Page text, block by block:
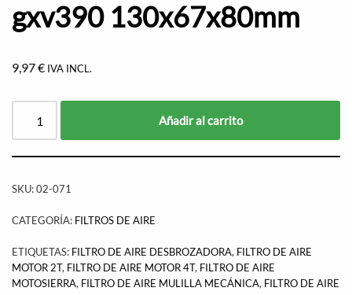
gxv390 130x67x80mm
9,97€ IVA INCL.
Añadir al carrito
SKU:02-071
CATEGORÍA: FILTROS DE AIRE
ETIQUETAS: FILTRO DE AIRE DESBROZADORA, FILTRO DE AIRE
MOTOR 2T, FILTRO DE AIRE MOTOR 4T, FILTRO DE AIRE
MOTOSIERRA, FILTRO DE AIRE MULILLA MECÁNICA, FILTRO DE AIRE